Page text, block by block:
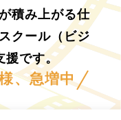
積み上がる仕
クール（ビジ
援です。
、急増中